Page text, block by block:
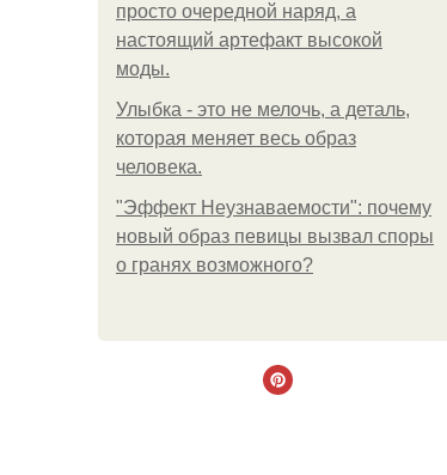
просто очередной наряд, а
настоящий артефакт высокой
моды.
Улыбка - это не мелочь, а деталь,
которая меняет весь образ
человека.
"Эффект Неузнаваемости": почему
новый образ певицы вызвал споры
о гранях возможного?